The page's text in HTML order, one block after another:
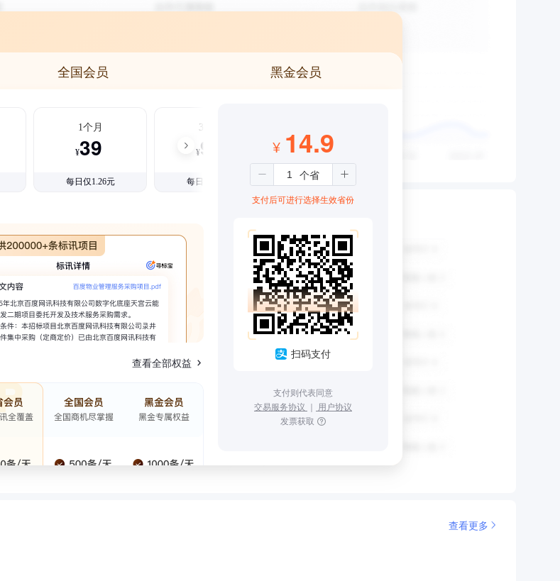
全国会员 黑金会员
1个月
¥39
每日仅1.26元
3个月
¥99
每日仅1.08元
查看全部权益
¥ 14.9
支付后可进行选择生效省份
扫码支付
支付则代表同意
交易服务协议 ｜ 用户协议
发票获取
查看更多